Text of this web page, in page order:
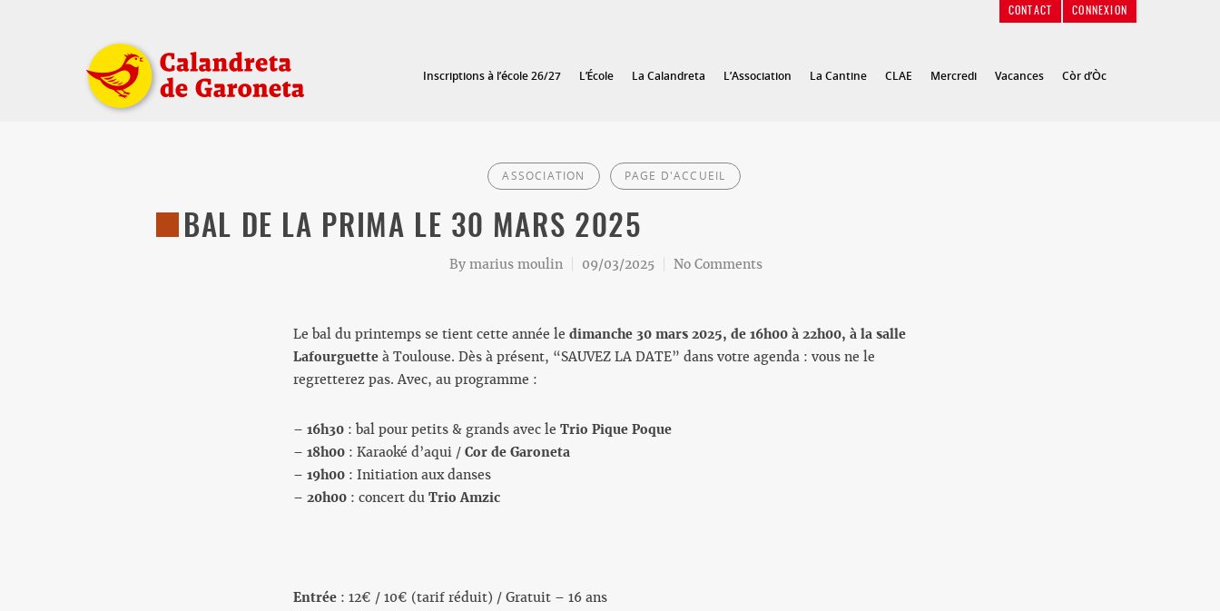
CONTACT CONNEXION
Inscriptions à l’école 26/27 L’École La Calandreta L’Association La Cantine CLAE Mercredi Vacances Còr d’Òc
ASSOCIATION PAGE D'ACCUEIL
BAL DE LA PRIMA LE 30 MARS 2025
By marius moulin 09/03/2025 No Comments
Le bal du printemps se tient cette année le dimanche 30 mars 2025, de 16h00 à 22h00, à la salle
Lafourguetteà Toulouse. Dès à présent, “SAUVEZ LA DATE” dans votre agenda : vous ne le
regretterez pas. Avec, au programme :
– 16h30: bal pour petits & grands avec le Trio Pique Poque
– 18h00: Karaoké d’aqui / Cor de Garoneta
– 19h00: Initiation aux danses
– 20h00: concert du Trio Amzic
Entrée: 12€ / 10€ (tarif réduit) / Gratuit – 16 ans